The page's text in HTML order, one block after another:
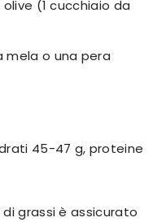
(1 cucchiaio da
mela o una pera
45-47 g, proteine
grassi è assicurato